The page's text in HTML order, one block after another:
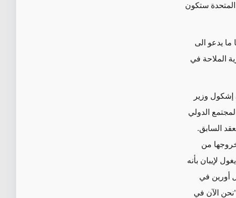
ستكون
ما يدعو الى
الملاحة في
إشكول وزير
الدولي
السابق.
من
لإيبان بأنه
أورين في
إنه "كان ذلك عام 1957"، مضيفاً "نحن الآن في